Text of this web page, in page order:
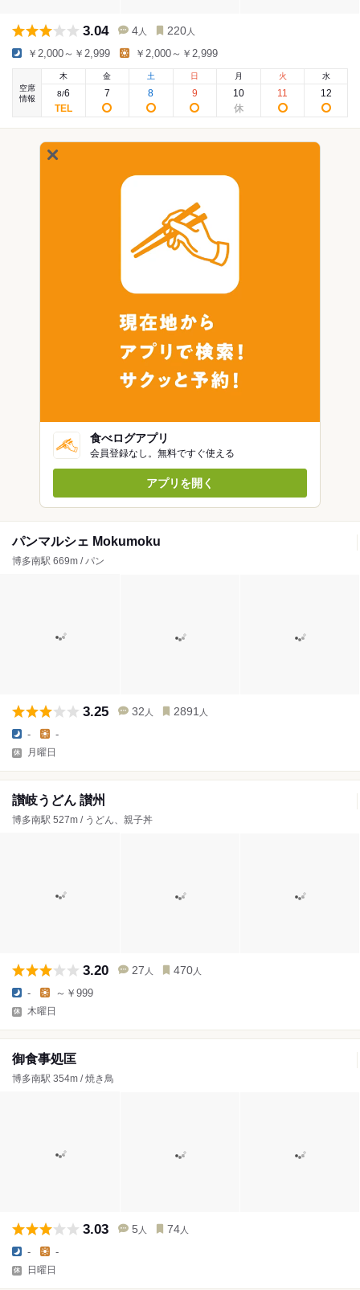
3.04 4 人 220 人
￥2,000～￥2,999 ￥2,000～￥2,999
空席
情報
木
8/6
金
7
土
8
日
9
月
10
火
11
水
12
食べログアプリ
会員登録なし。無料ですぐ使える
アプリを開く
パンマルシェ Mokumoku
博多南駅 669m / パン
3.25 32 人 2891 人
- -
月曜日
讃岐うどん 讃州
博多南駅 527m / うどん、親子丼
3.20 27 人 470 人
- ～￥999
木曜日
御食事処匡
博多南駅 354m / 焼き鳥
3.03 5 人 74 人
- -
日曜日